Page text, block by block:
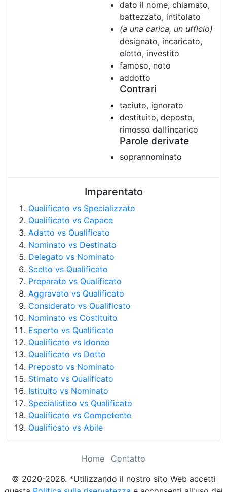
dato il nome, chiamato,
battezzato, intitolato
(a una carica, un ufficio)
designato, incaricato,
eletto, investito
famoso, noto
addotto
Contrari
taciuto, ignorato
destituito, deposto,
rimosso dall’incarico
Parole derivate
soprannominato
Imparentato
Qualificato vs Specializzato
Qualificato vs Capace
Adatto vs Qualificato
Nominato vs Destinato
Delegato vs Nominato
Scelto vs Qualificato
Preparato vs Qualificato
Aggravato vs Qualificato
Considerato vs Qualificato
Nominato vs Costituito
Esperto vs Qualificato
Qualificato vs Idoneo
Qualificato vs Dotto
Preposto vs Nominato
Stimato vs Qualificato
Istituito vs Nominato
Specialistico vs Qualificato
Qualificato vs Competente
Qualificato vs Abile
Home
Contatto
© 2020-2026. *Utilizzando il nostro sito Web accetti